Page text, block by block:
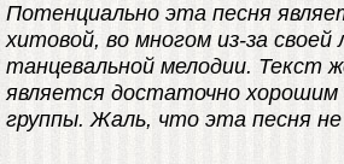
Потенциально эта песня
хитовой, во многом из-за своей
танцевальной мелодии. Текст
является достаточно хорошим
группы. Жаль, что эта песня не